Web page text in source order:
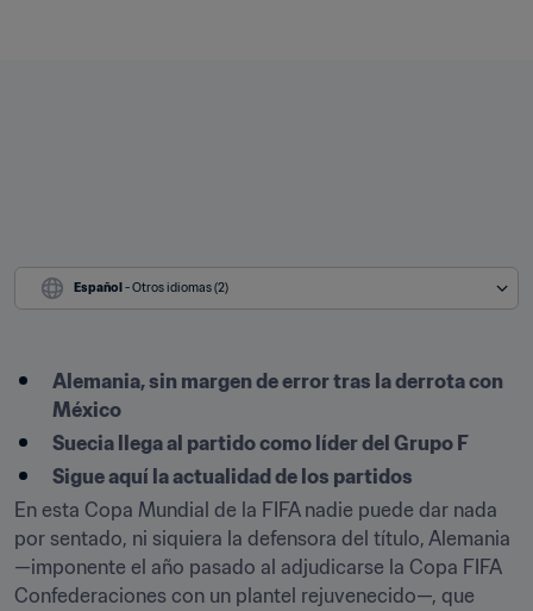
Español - Otros idiomas (2)
Alemania, sin margen de error tras la derrota con
México
Suecia llega al partido como líder del Grupo F
Sigue aquí la actualidad de los partidos
En esta Copa Mundial de la FIFA nadie puede dar nada
por sentado, ni siquiera la defensora del título, Alemania
—imponente el año pasado al adjudicarse la Copa FIFA
Confederaciones con un plantel rejuvenecido—, que